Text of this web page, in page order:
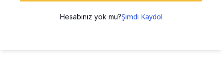
Hesabınız yok mu?Şimdi Kaydol